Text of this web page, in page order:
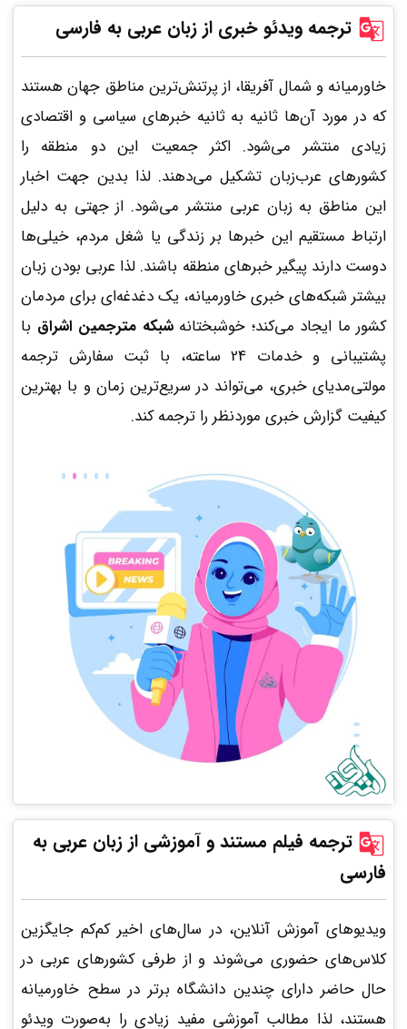
ترجمه ویدئو خبری از زبان عربی به فارسی
خاورمیانه و شمال آفریقا، از پرتنش‌ترین مناطق جهان هستند
که در مورد آن‌ها ثانیه به ثانیه خبرهای سیاسی و اقتصادی
زیادی منتشر می‌شود. اکثر جمعیت این دو منطقه را
کشورهای عرب‌زبان تشکیل می‌دهند. لذا بدین جهت اخبار
این مناطق به زبان عربی منتشر می‌شود. از جهتی به دلیل
ارتباط مستقیم این خبرها بر زندگی یا شغل مردم، خیلی‌ها
دوست دارند پیگیر خبرهای منطقه باشند. لذا عربی بودن زبان
بیشتر شبکه‌های خبری خاورمیانه، یک دغدغه‌ای برای مردمان
کشور ما ایجاد می‌کند؛ خوشبختانهشبکه مترجمین اشراق با
پشتیبانی و خدمات 24 ساعته، با ثبت سفارش ترجمه
مولتی‌مدیای خبری، می‌تواند در سریع‌ترین زمان و با بهترین
کیفیت گزارش‌ خبری موردنظر را ترجمه کند.
ترجمه فیلم مستند و آموزشی از زبان عربی به
فارسی
ویدیوهای آموزش آنلاین، در سال‌های اخیر کم‌کم جایگزین
کلاس‌های حضوری می‌شوند و از طرفی کشورهای عربی در
حال حاضر دارای چندین دانشگاه برتر در سطح خاورمیانه
هستند، لذا مطالب آموزشی مفید زیادی را به‌صورت ویدئو